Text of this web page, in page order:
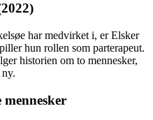
har medvirket i, er Elsker
hun rollen som parterapeut.
historien om to mennesker,